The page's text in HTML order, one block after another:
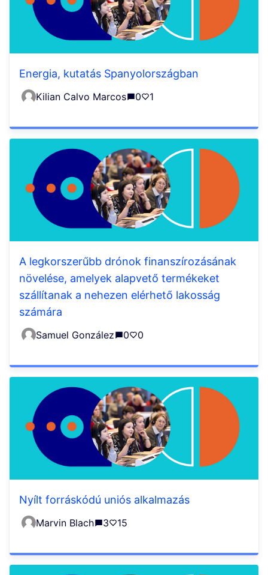
Energia, kutatás Spanyolországban
Kilian Calvo Marcos 0 1
A legkorszerűbb drónok finanszírozásának
növelése, amelyek alapvető termékeket
szállítanak a nehezen elérhető lakosság
számára
Samuel González 0 0
Nyílt forráskódú uniós alkalmazás
Marvin Blach 3 15